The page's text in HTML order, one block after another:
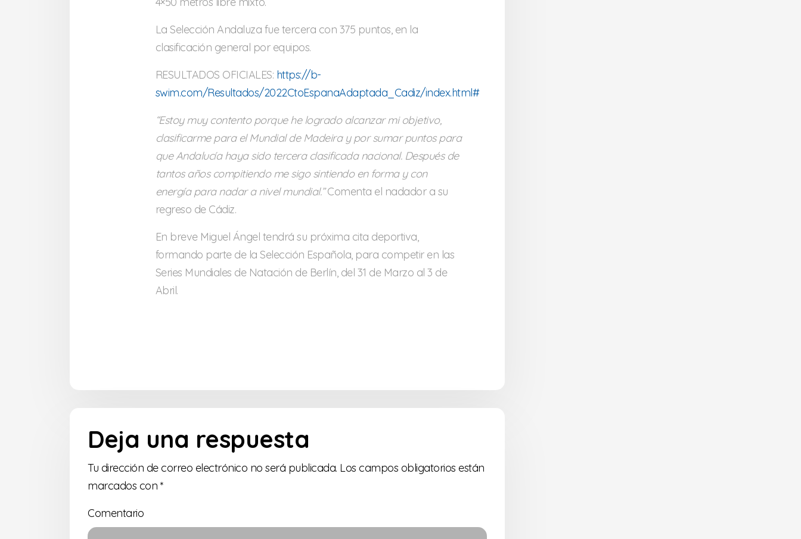
La Selección Andaluza fue tercera con 375 puntos, en la
clasificación general por equipos.
RESULTADOS OFICIALES: https://b-
swim.com/Resultados/2022CtoEspanaAdaptada_Cadiz/index.html#
“Estoy muy contento porque he logrado alcanzar mi objetivo,
clasificarme para el Mundial de Madeira y por sumar puntos para
que Andalucía haya sido tercera clasificada nacional. Después de
tantos años compitiendo me sigo sintiendo en forma y con
energía para nadar a nivel mundial.”Comenta el nadador a su
regreso de Cádiz.
En breve Miguel Ángel tendrá su próxima cita deportiva,
formando parte de la Selección Española, para competir en las
Series Mundiales de Natación de Berlín, del 31 de Marzo al 3 de
Abril.
Deja una respuesta
Tu dirección de correo electrónico no será publicada. Los campos obligatorios están
marcados con *
Comentario